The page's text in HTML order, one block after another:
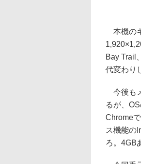
本機の
Bay Trail
代変わり
今後も
るが、
Chrome
ス機能の
ろ。4GB